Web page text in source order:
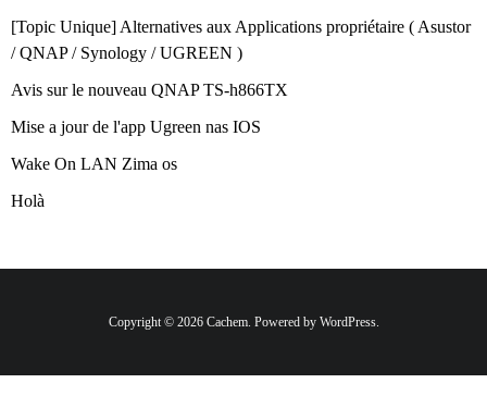
[Topic Unique] Alternatives aux Applications propriétaire ( Asustor
/ QNAP / Synology / UGREEN )
Avis sur le nouveau QNAP TS-h866TX
Mise a jour de l'app Ugreen nas IOS
Wake On LAN Zima os
Holà
Copyright © 2026 Cachem. Powered by WordPress.